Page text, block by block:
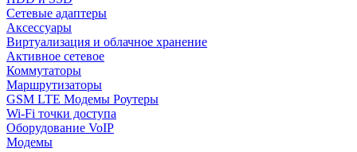
Сетевые адаптеры
Аксессуары
Виртуализация и облачное хранение
Активное сетевое
Коммутаторы
Маршрутизаторы
GSM LTE Модемы Роутеры
Wi-Fi точки доступа
Оборудование VoIP
Модемы